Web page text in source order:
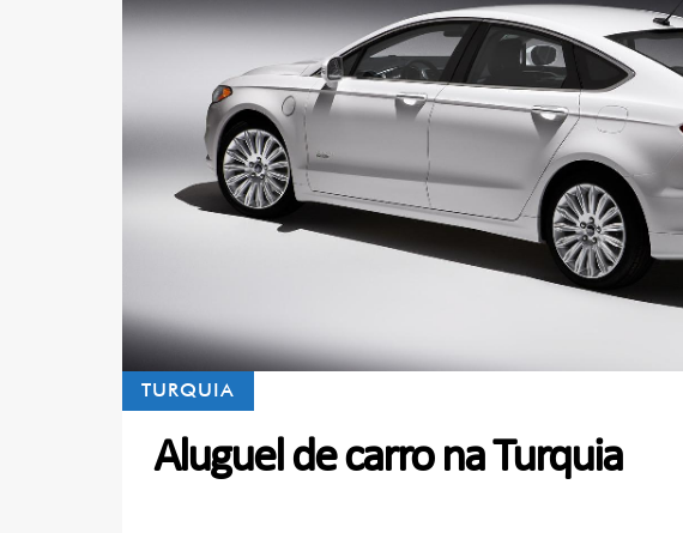
TURQUIA
Aluguel de carro na Turquia